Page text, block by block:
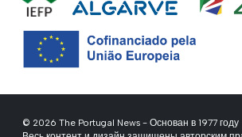
© 2026 The Portugal News - Основан в 1977 году